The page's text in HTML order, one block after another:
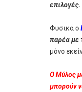
επιλογές.
Φυσικά ο
παρέα με
μόνο
Ο Μύλος
μπορούν